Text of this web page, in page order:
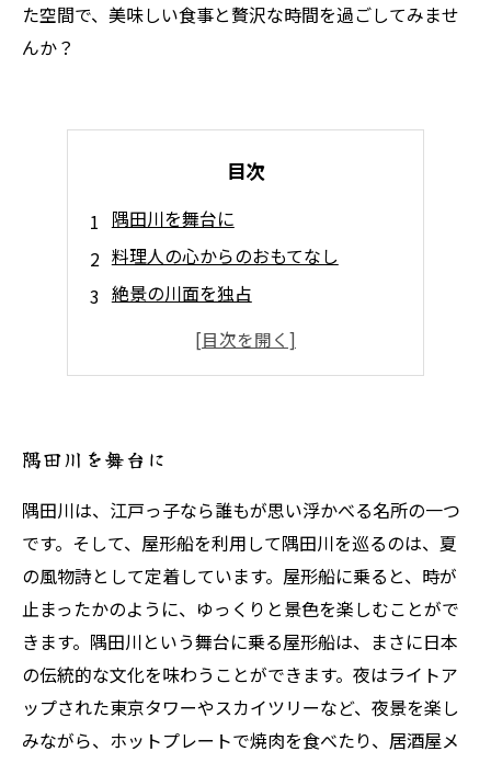
た空間で、美味しい食事と贅沢な時間を過ごしてみませ
んか？
目次
隅田川を舞台に
料理人の心からのおもてなし
絶景の川面を独占
心洗われる船旅
隅田川を舞台に
隅田川は、江戸っ子なら誰もが思い浮かべる名所の一つ
です。そして、屋形船を利用して隅田川を巡るのは、夏
の風物詩として定着しています。屋形船に乗ると、時が
止まったかのように、ゆっくりと景色を楽しむことがで
きます。隅田川という舞台に乗る屋形船は、まさに日本
の伝統的な文化を味わうことができます。夜はライトア
ップされた東京タワーやスカイツリーなど、夜景を楽し
みながら、ホットプレートで焼肉を食べたり、居酒屋メ